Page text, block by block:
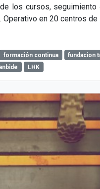
los cursos, seguimiento
Operativo en 20 centros de
formación continua
fundacion
LHK